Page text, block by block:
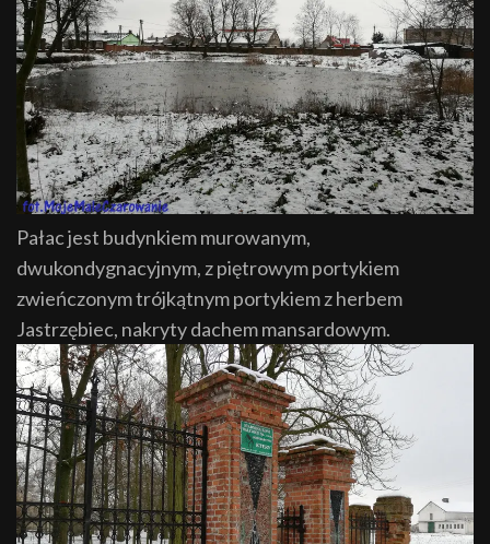
Pałac jest budynkiem murowanym,
dwukondygnacyjnym, z piętrowym portykiem
zwieńczonym trójkątnym portykiem z herbem
Jastrzębiec, nakryty dachem mansardowym.